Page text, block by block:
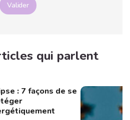
Valider
qui parlent
: 7 façons de se